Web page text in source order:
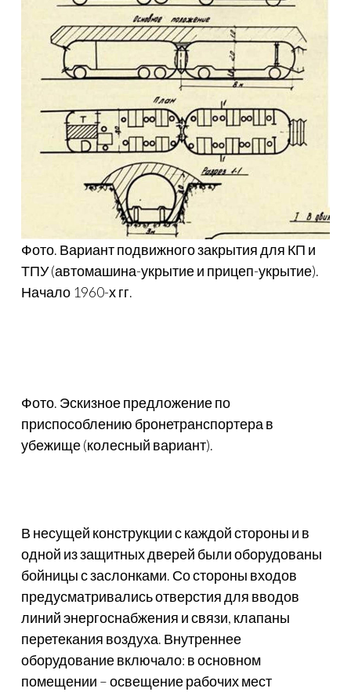
Фото. Вариант подвижного закрытия для КП и
ТПУ (автомашина-укрытие и прицеп-укрытие).
Начало 1960-х гг.
Фото. Эскизное предложение по
приспособлению бронетранспортера в
убежище (колесный вариант).
В несущей конструкции с каждой стороны и в
одной из защитных дверей были оборудованы
бойницы с заслонками. Со стороны входов
предусматривались отверстия для вводов
линий энергоснабжения и связи, клапаны
перетекания воздуха. Внутреннее
оборудование включало: в основном
помещении – освещение рабочих мест